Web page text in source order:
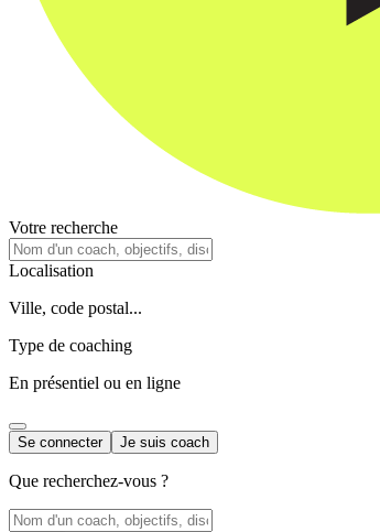
Votre recherche
Localisation
Ville, code postal...
Type de coaching
En présentiel ou en ligne
Se connecter Je suis coach
Que recherchez-vous ?